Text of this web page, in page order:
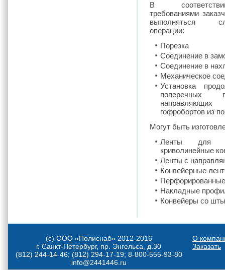
В
требованиями
выполняться
операции:
Порезка
Соединение в
Соединение в
Механическое
Установка
поперечных
гофробортов из
Могут быть
Ленты для
криволинейные
Ленты с
Конвейерные
Накладные
Конвейеры со
(с) ООО «Полиснаб» 2012-2016
г. Санкт-Петербург, пр. Энгельса, д.30
(812) 244-14-46; (812) 294-17-19; 8-800-555-93-80
info@2441446.ru
О
Заказать